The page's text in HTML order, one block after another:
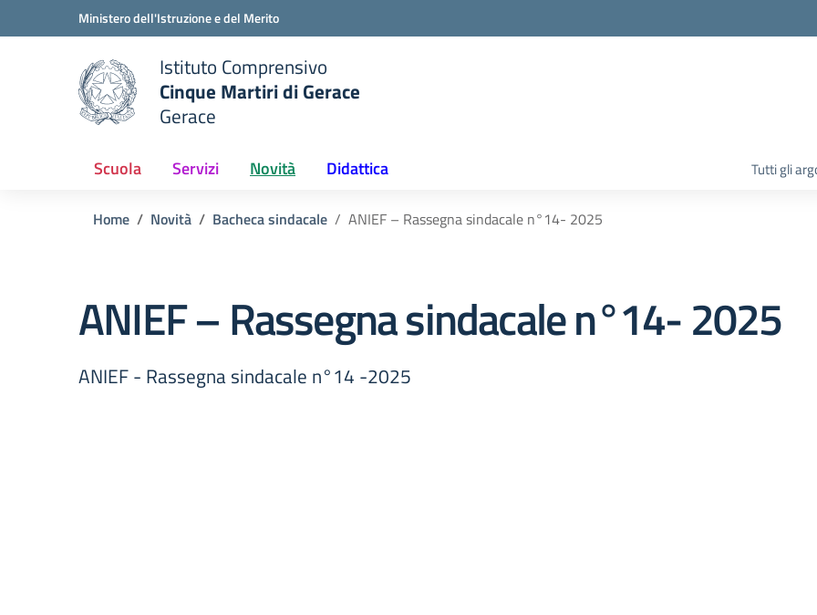
Vai ai contenuti
Vai al menu di navigazioneMinistero dell'Istruzione e del Merito
scuola
Istituto Comprensivo
Cinque Martiri di Gerace
Gerace
Scuola Servizi Novità Didattica Tutti gli
Home Novità Bacheca sindacale ANIEF – Rassegna sindacale n°14- 2025
ANIEF – Rassegna sindacale n°14- 2025
ANIEF - Rassegna sindacale n°14 -2025